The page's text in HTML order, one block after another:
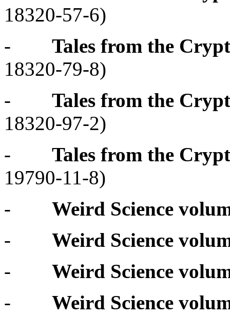
18320-57-6)
- Tales from the
18320-79-8)
- Tales from the
18320-97-2)
- Tales from the
19790-11-8)
- Weird Science
- Weird Science
- Weird Science
- Weird Science